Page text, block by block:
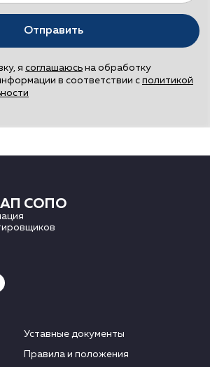
Отправить
я соглашаюсь на обработку
в соответствии с политикой
СОПО
Уставные документы
Правила и положения